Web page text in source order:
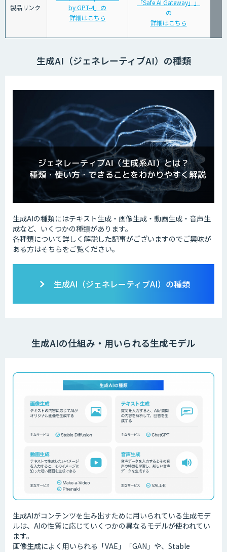
製品リンク
by GPT-4」の
詳細はこちら
「Safe AI Gateway」」
の
詳細はこちら
生成AI（ジェネレーティブAI）の種類
生成AIの種類にはテキスト生成・画像生成・動画生成・音声生
成など、いくつかの種類があります。
各種類について詳しく解説した記事がございますのでご興味が
ある方はそちらをご覧ください。
生成AI（ジェネレーティブAI）の種類
生成AIの仕組み・用いられる生成モデル
生成AIがコンテンツを生み出すために用いられている生成モデ
ルは、AIの性質に応じていくつかの異なるモデルが使われてい
ます。
画像生成によく用いられる「VAE」「GAN」や、Stable